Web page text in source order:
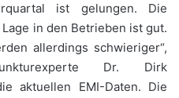
ist gelungen. Die
in den Betrieben ist gut.
allerdings schwieriger“,
Dr. Dirk
aktuellen EMI-Daten. Die